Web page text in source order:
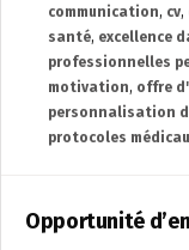
communication, cv,
santé, excellence
professionnelles
motivation, offre
personnalisation
protocoles
Opportunité